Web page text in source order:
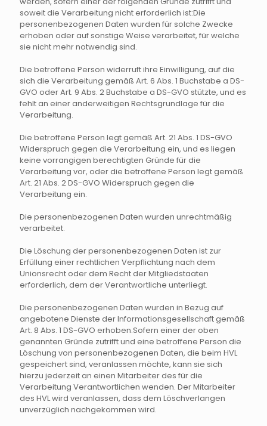
soweit die Verarbeitung nicht erforderlich ist:Die
personenbezogenen Daten wurden für solche Zwecke
erhoben oder auf sonstige Weise verarbeitet, für welche
sie nicht mehr notwendig sind.
Die betroffene Person widerruft ihre Einwilligung, auf die
sich die Verarbeitung gemäß Art. 6 Abs. 1 Buchstabe a DS-
GVO oder Art. 9 Abs. 2 Buchstabe a DS-GVO stützte, und es
fehlt an einer anderweitigen Rechtsgrundlage für die
Verarbeitung.
Die betroffene Person legt gemäß Art. 21 Abs. 1 DS-GVO
Widerspruch gegen die Verarbeitung ein, und es liegen
keine vorrangigen berechtigten Gründe für die
Verarbeitung vor, oder die betroffene Person legt gemäß
Art. 21 Abs. 2 DS-GVO Widerspruch gegen die
Verarbeitung ein.
Die personenbezogenen Daten wurden unrechtmäßig
verarbeitet.
Die Löschung der personenbezogenen Daten ist zur
Erfüllung einer rechtlichen Verpflichtung nach dem
Unionsrecht oder dem Recht der Mitgliedstaaten
erforderlich, dem der Verantwortliche unterliegt.
Die personenbezogenen Daten wurden in Bezug auf
angebotene Dienste der Informationsgesellschaft gemäß
Art. 8 Abs. 1 DS-GVO erhoben.Sofern einer der oben
genannten Gründe zutrifft und eine betroffene Person die
Löschung von personenbezogenen Daten, die beim HVL
gespeichert sind, veranlassen möchte, kann sie sich
hierzu jederzeit an einen Mitarbeiter des für die
Verarbeitung Verantwortlichen wenden. Der Mitarbeiter
des HVL wird veranlassen, dass dem Löschverlangen
unverzüglich nachgekommen wird.